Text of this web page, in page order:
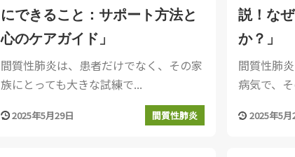
にできること：サポート方法と
心のケアガイド」
間質性肺炎は、患者だけでなく、その家
族にとっても大きな試練で...
2025年5月29日 間質性肺炎
説！な
か？」
間質性肺
病気で、
2025年5月